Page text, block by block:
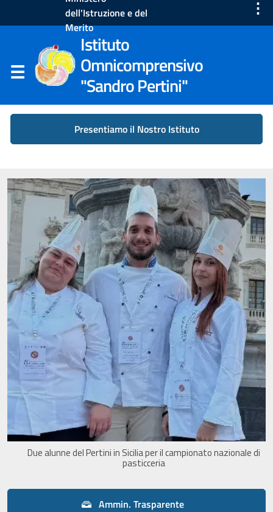
dell'Istruzione e del
Merito
⋮
Istituto
Omnicomprensivo
"Sandro Pertini"
Presentiamo il Nostro Istituto
Due alunne del Pertini in Sicilia per il campionato nazionale di
pasticceria
Ammin. Trasparente